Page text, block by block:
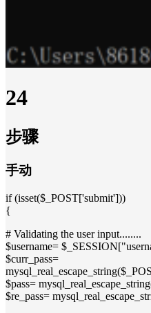
24
步骤
手动
if (isset($_POST['submit']))
{
# Validating the user input........
$username=
$curr_pass=
$pass=
$re_pass=